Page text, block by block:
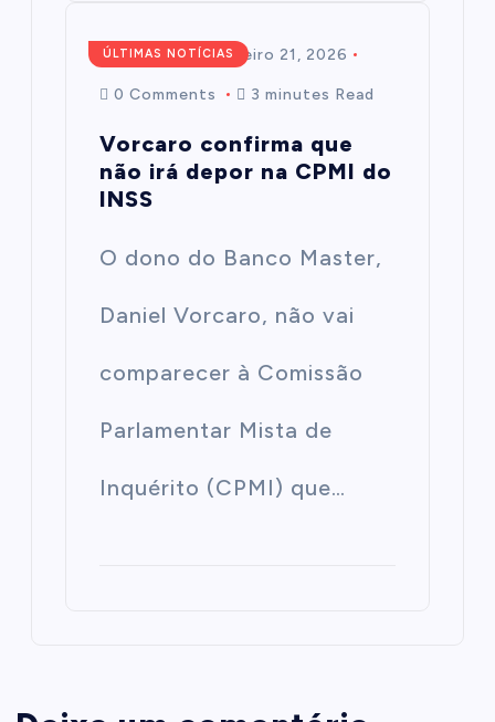
ÚLTIMAS NOTÍCIAS
Redação fevereiro 21, 2026
0 Comments 3 minutes Read
Vorcaro confirma que
não irá depor na CPMI do
INSS
O dono do Banco Master,
Daniel Vorcaro, não vai
comparecer à Comissão
Parlamentar Mista de
Inquérito (CPMI) que…